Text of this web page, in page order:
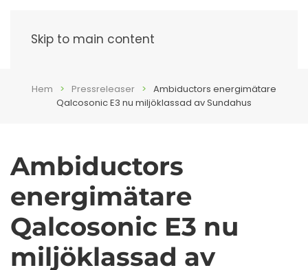
Skip to main content
Hem Pressreleaser
Ambiductors energimätare
Qalcosonic E3 nu miljöklassad av Sundahus
Ambiductors
energimätare
Qalcosonic E3 nu
miljöklassad av